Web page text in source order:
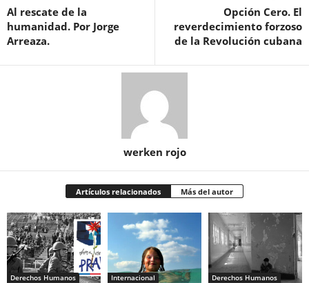
Al rescate de la
humanidad. Por Jorge
Arreaza.
Opción Cero. El
reverdecimiento forzoso
de la Revolución cubana
werken rojo
Artículos relacionados Más del autor
Derechos Humanos Internacional Derechos Humanos